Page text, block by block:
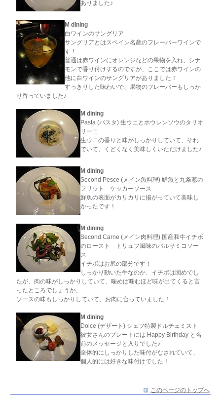
ありました♪
M dining
白ワインのサングリア
サングリアとはスペイン名産のフレーバーワインで
す！
普通は赤ワインにオレンジなどの果物を入れ、シナ
モンで香り付けするのですが、ここでは赤ワインの
他に白ワインのサングリアがありました！
すっきりした味わいで、果物のフレーバーもしっか
り香っていました♪
M dining
Pasta (パスタ) 生ウニとホウレンソウのタリオ
リーニ
生ウニの香りと味がしっかりしていて、それ
でいて、くどくなく美味しくいただけました♪
M dining
Second Pesce (メイン魚料理) 鮮魚と九条葱の
フリット ケッカーソース
鮮魚の表面がカリカリに揚がっていて美味し
かったです！
M dining
Second Carne (メイン肉料理) 国産和牛イチボ
のロースト トリュフ風味のバルサミコソー
ス
イチボはお尻の部分です！
しっかり動いた牛なのか、イチボは固めでし
たが、肉の味がしっかりしていて、噛めば噛むほど味が出てくると言
ったところでしょうか。
ソースの味もしっかりしていて、お肉に合っていました！
M dining
Dolce (デザート) シェフ特製ドルチェミスト
彼女さんのプレートには Happy Birthday と名
前のメッセージと入りでした♪
全体的にしっかりした味付がなされていて、
個人的には好きな味付けでした！
このページのトップへ